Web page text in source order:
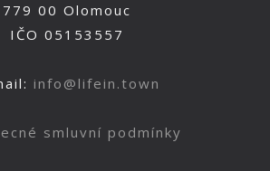
779 00 Olomouc
IČO 05153557
info@lifein.town
smluvní podmínky